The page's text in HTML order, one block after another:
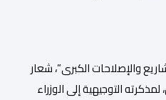
والإصلاحات الكبرى”، شعار
التوجيهية إلى الوزراء